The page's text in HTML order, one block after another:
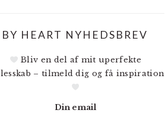
HEART NYHEDSBREV
Bliv en del af mit uperfekte
– tilmeld dig og få inspiration
Din email